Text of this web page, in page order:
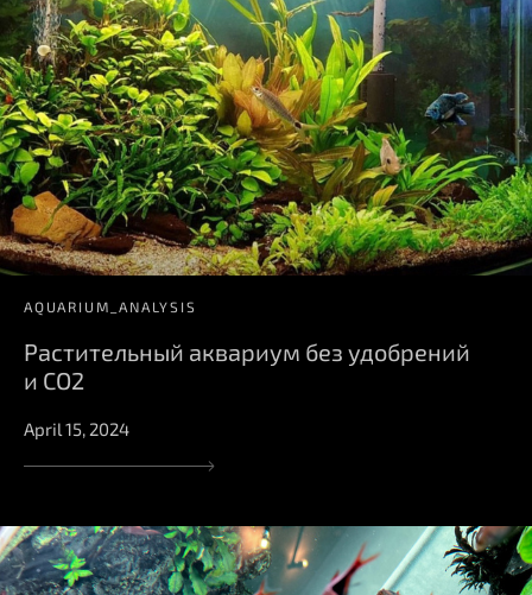
AQUARIUM_ANALYSIS
Растительный аквариум без удобрений
и СО2
April 15, 2024